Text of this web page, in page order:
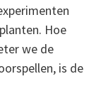
Hoe
we de
is de